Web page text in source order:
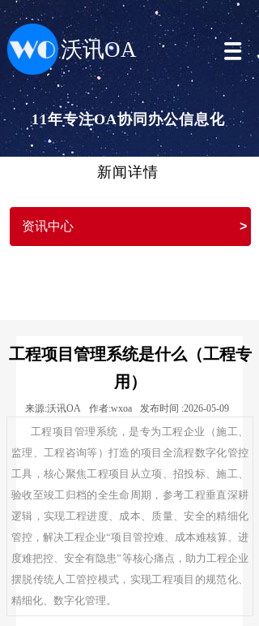
沃讯OA
11年专注OA协同办公信息化
新闻详情
资讯中心 >
工程项目管理系统是什么（工程专
用）
来源:沃讯OA 作者:wxoa 发布时间 :2026-05-09
工程项目管理系统，是专为工程企业（施工、
监理、工程咨询等）打造的项目全流程数字化管控
工具，核心聚焦工程项目从立项、招投标、施工、
验收至竣工归档的全生命周期，参考工程垂直深耕
逻辑，实现工程进度、成本、质量、安全的精细化
管控，解决工程企业“项目管控难、成本难核算、进
度难把控、安全有隐患”等核心痛点，助力工程企业
摆脱传统人工管控模式，实现工程项目的规范化、
精细化、数字化管理。